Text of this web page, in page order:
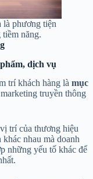
là phương tiện
năng.
dịch vụ
trí khách hàng là mục
truyền thông
trí của thương hiệu
nhau mà doanh
những yếu tố khác để